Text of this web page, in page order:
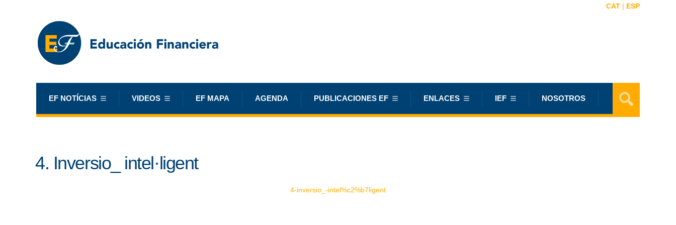
CAT | ESP
EF NOTÍCIAS VIDEOS EF MAPA AGENDA PUBLICACIONES EF ENLACES IEF NOSOTROS
4. Inversio_ intel·ligent
4-inversio_-intel%c2%b7ligent